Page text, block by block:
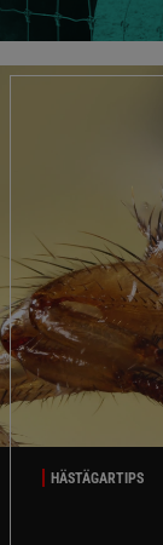
HÄSTÄGARTIPS